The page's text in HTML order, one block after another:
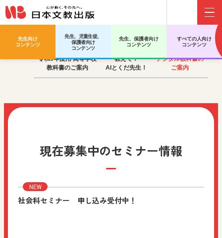
先生向け
コンテンツ
先生、児童生徒、
保護者向け
コンテンツ
先生、保護者向け
コンテンツ
すべての人向け
コンテンツ
令和9年度用 高等学校
教科書のご案内
教えて！
AIとくだ先生！
デジタル教科書の
ご案内
現在募集中のセミナー情報
社会科セミナー 申し込み受付中！